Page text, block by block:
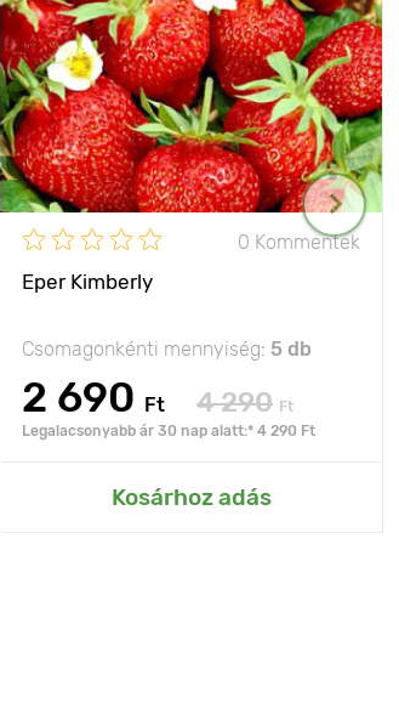
0 Kommentek
Eper Kimberly
Csomagonkénti mennyiség: 5 db
2 690 Ft 4 290 Ft
Legalacsonyabb ár 30 nap alatt:* 4 290 Ft
Kosárhoz adás